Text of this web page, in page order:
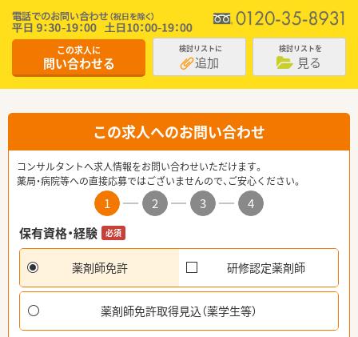
この求人に
問い合わせる
検討リストに
追加
検討リストを
見る
この求人へのお問い合わせ
コンサルタントへ求人情報をお問い合わせいただけます。
薬局・病院等への直接応募ではございませんので、ご安心ください。
1 2 3
4
保有資格・経験
必須
薬剤師免許 研修認定薬剤師
薬剤師免許取得見込（薬学生等）